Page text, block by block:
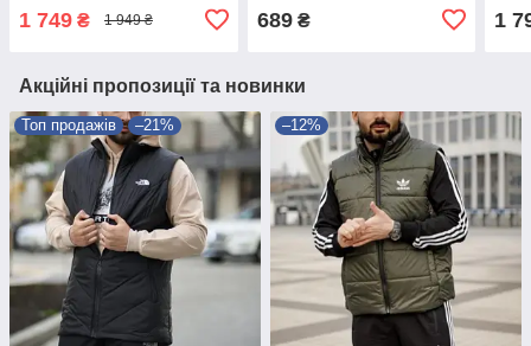
подарунок
1 749 ₴ 1 949 ₴ 689₴ 1
Акційні пропозиції та новинки
Топ продажів –21% –12%